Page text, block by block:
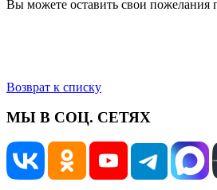
Вы можете оставить свои пожелания
Возврат к списку
МЫ В СОЦ. СЕТЯХ